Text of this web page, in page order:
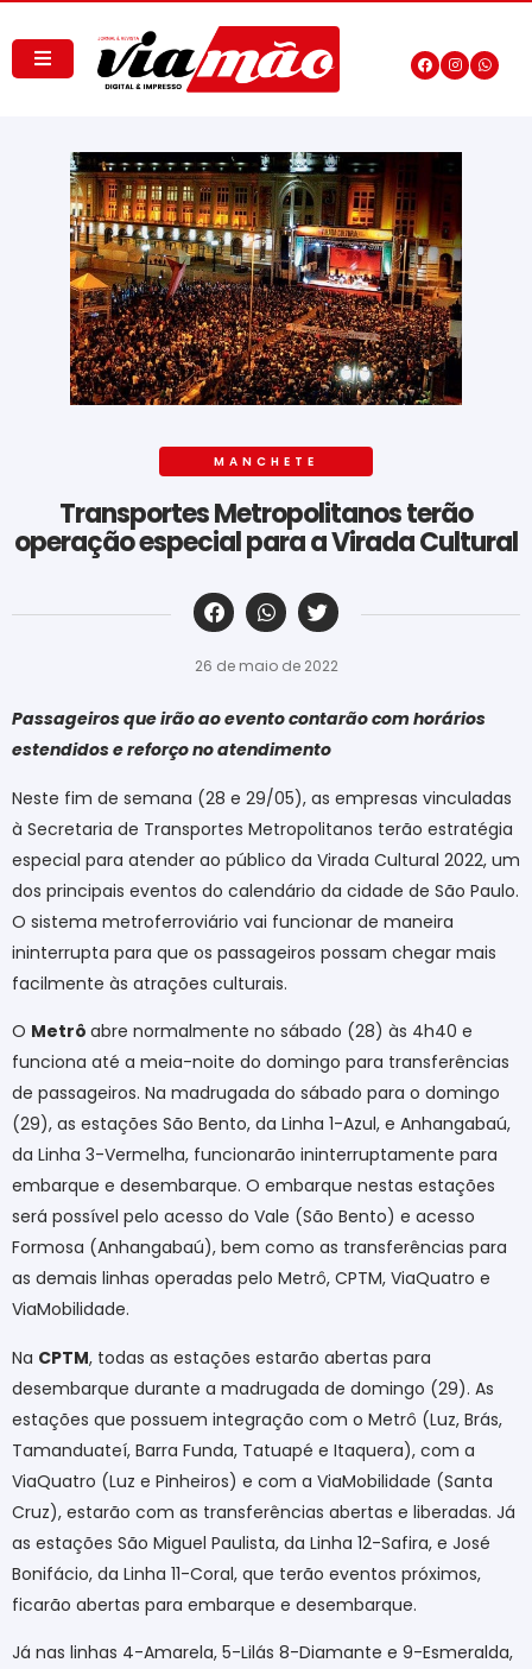
MANCHETE
Transportes Metropolitanos terão
operação especial para a Virada Cultural
‎ ‎ ‎ ‎ ‎ ‎ ‎ ‎ ‎ ‎ ‎ ‎ ‎ ‎ ‎ ‎ ‎ ‎ ‎ ‎ ‎ ‎ ‎ ‎ ‎ ‎ ‎ ‎ ‎ ‎ ‎
26 de maio de 2022
Passageiros que irão ao evento contarão com horários
estendidos e reforço no atendimento
Neste fim de semana (28 e 29/05), as empresas vinculadas
à Secretaria de Transportes Metropolitanos terão estratégia
especial para atender ao público da Virada Cultural 2022, um
dos principais eventos do calendário da cidade de São Paulo.
O sistema metroferroviário vai funcionar de maneira
ininterrupta para que os passageiros possam chegar mais
facilmente às atrações culturais.
O Metrô abre normalmente no sábado (28) às 4h40 e
funciona até a meia-noite do domingo para transferências
de passageiros. Na madrugada do sábado para o domingo
(29), as estações São Bento, da Linha 1-Azul, e Anhangabaú,
da Linha 3-Vermelha, funcionarão ininterruptamente para
embarque e desembarque. O embarque nestas estações
será possível pelo acesso do Vale (São Bento) e acesso
Formosa (Anhangabaú), bem como as transferências para
as demais linhas operadas pelo Metrô, CPTM, ViaQuatro e
ViaMobilidade.
Na CPTM, todas as estações estarão abertas para
desembarque durante a madrugada de domingo (29). As
estações que possuem integração com o Metrô (Luz, Brás,
Tamanduateí, Barra Funda, Tatuapé e Itaquera), com a
ViaQuatro (Luz e Pinheiros) e com a ViaMobilidade (Santa
Cruz), estarão com as transferências abertas e liberadas. Já
as estações São Miguel Paulista, da Linha 12-Safira, e José
Bonifácio, da Linha 11-Coral, que terão eventos próximos,
ficarão abertas para embarque e desembarque.
Já nas linhas 4-Amarela, 5-Lilás 8-Diamante e 9-Esmeralda,